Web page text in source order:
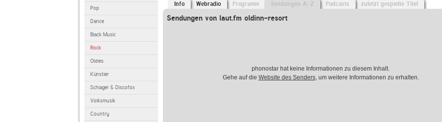
Pop
Dance
Black Music
Rock
Oldies
Künstler
Schlager & Discofox
Volksmusik
Country
Info Webradio Programm Sendungen A-Z Podcasts zuletzt gespielte Titel
Sendungen von laut.fm oldinn-resort
phonostar hat keine Informationen zu diesem Inhalt.
Gehe auf die Website des Senders, um weitere Informationen zu erhalten.